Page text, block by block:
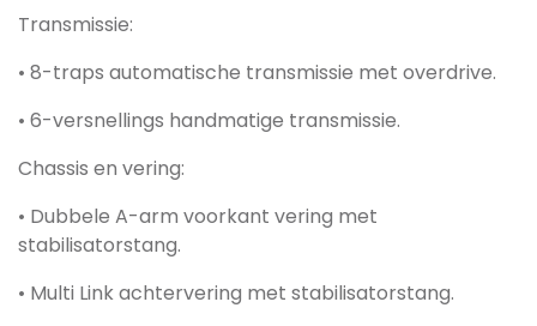
Transmissie:
• 8-traps automatische transmissie met overdrive.
• 6-versnellings handmatige transmissie.
Chassis en vering:
• Dubbele A-arm voorkant vering met
stabilisatorstang.
• Multi Link achtervering met stabilisatorstang.